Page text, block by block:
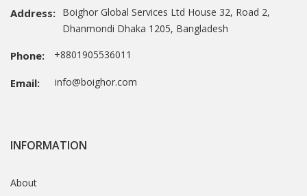
Address: Boighor Global Services Ltd House 32, Road 2,
Dhanmondi Dhaka 1205, Bangladesh
Phone: +8801905536011
Email: info@boighor.com
INFORMATION
About